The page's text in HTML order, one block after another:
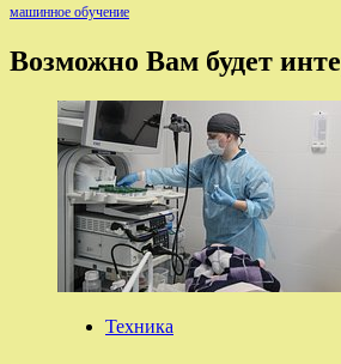
машинное обучение
Возможно Вам будет
Техника